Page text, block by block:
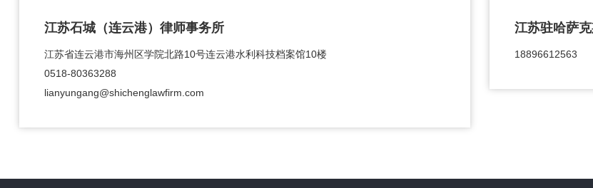
江苏石城（连云港）律师事务所
江苏省连云港市海州区学院北路10号连云港水利科技档案馆10楼
0518-80363288
lianyungang@shichenglawfirm.com
江苏驻哈萨
18896612563